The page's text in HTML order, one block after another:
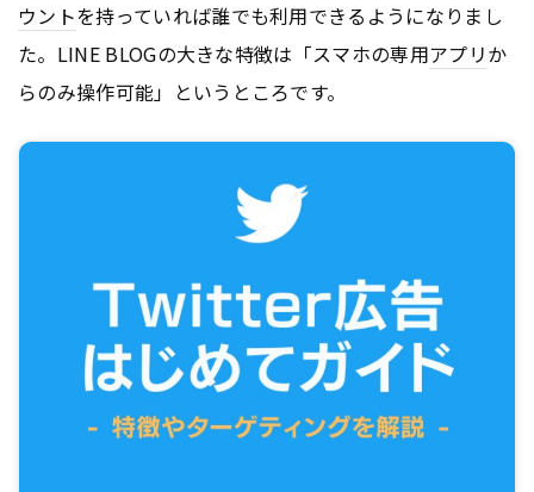
ウントを持っていれば誰でも利用できるようになりまし
た。LINE BLOGの大きな特徴は「スマホの専用アプリか
らのみ操作可能」というところです。